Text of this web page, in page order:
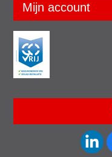
Mijn account